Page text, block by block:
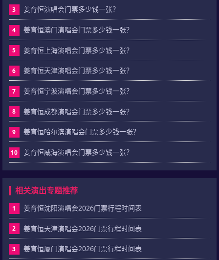
3 姜育恒演唱会门票多少钱一张？
4 姜育恒澳门演唱会门票多少钱一张？
5 姜育恒上海演唱会门票多少钱一张？
6 姜育恒天津演唱会门票多少钱一张？
7 姜育恒宁波演唱会门票多少钱一张？
8 姜育恒成都演唱会门票多少钱一张？
9 姜育恒哈尔滨演唱会门票多少钱一张？
10 姜育恒威海演唱会门票多少钱一张？
相关演出专题推荐
1 姜育恒沈阳演唱会2026门票行程时间表
2 姜育恒天津演唱会2026门票行程时间表
3 姜育恒厦门演唱会2026门票行程时间表